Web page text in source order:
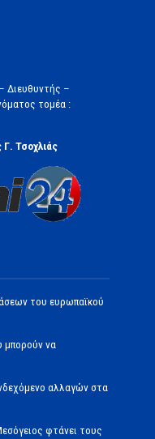
Διευθυντής –
τομέα :
Τσοχλιάς
του ευρωπαϊκού
μπορούν να
αλλαγών στα
φτάνει τους